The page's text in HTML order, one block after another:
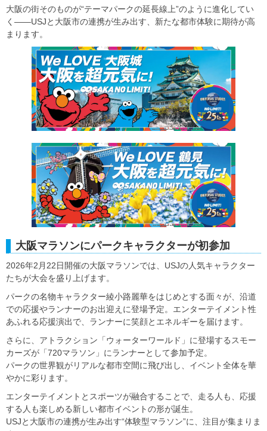
大阪の街そのものが“テーマパークの延長線上”のように進化してい
く――USJと大阪市の連携が生み出す、新たな都市体験に期待が高
まります。
大阪マラソンにパークキャラクターが初参加
2026年2月22日開催の大阪マラソンでは、USJの人気キャラクター
たちが大会を盛り上げます。
パークの名物キャラクター綾小路麗華をはじめとする面々が、沿道
での応援やランナーのお出迎えに登場予定。エンターテイメント性
あふれる応援演出で、ランナーに笑顔とエネルギーを届けます。
さらに、アトラクション「ウォーターワールド」に登場するスモー
カーズが「720マラソン」にランナーとして参加予定。
パークの世界観がリアルな都市空間に飛び出し、イベント全体を華
やかに彩ります。
エンターテイメントとスポーツが融合することで、走る人も、応援
する人も楽しめる新しい都市イベントの形が誕生。
USJと大阪市の連携が生み出す“体験型マラソン”に、注目が集まりま